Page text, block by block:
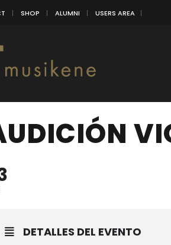
SHOP ALUMNI USERS AREA
DETALLES DEL EVENTO